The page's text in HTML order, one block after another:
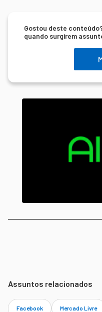
Gostou deste
quando surgirem
Assuntos relacionados
Facebook Mercado Livre